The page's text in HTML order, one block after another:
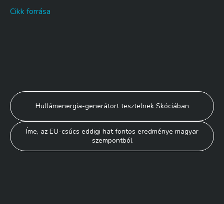
Cikk forrása
Bejegyzés
navigáció
Hullámenergia-generátort tesztelnek Skóciában
Íme, az EU-csúcs eddigi hat fontos eredménye magyar
szempontból